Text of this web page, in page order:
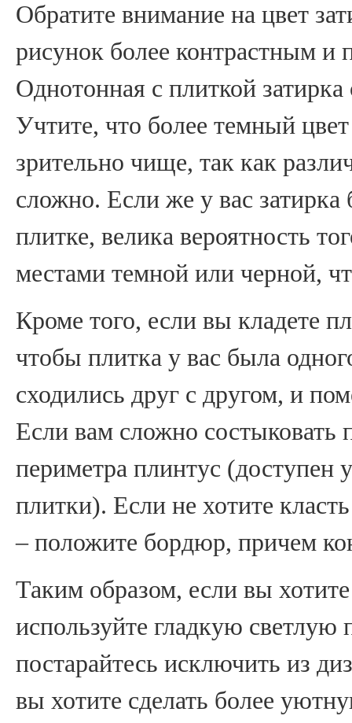
Обратите внимание на цвет
рисунок более контрастным и
Однотонная с плиткой
Учтите, что более темный
зрительно чище, так как
сложно. Если же у вас затирка
плитке, велика вероятность
местами темной или черной,
Кроме того, если вы кладете
чтобы плитка у вас была
сходились друг с другом, и
Если вам сложно состыковать
периметра плинтус (доступен
плитки). Если не хотите
– положите бордюр, причем
Таким образом, если вы
используйте гладкую
постарайтесь исключить из
вы хотите сделать более